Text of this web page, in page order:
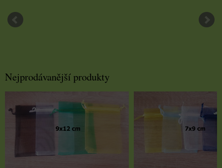
Nejprodávanější produkty